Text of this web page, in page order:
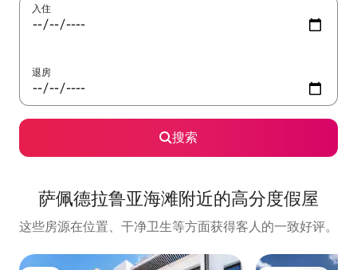
入住
退房
搜索
萨佩德拉鲁亚海滩附近的高分度假屋
这些房源在位置、干净卫生等方面获得客人的一致好评。